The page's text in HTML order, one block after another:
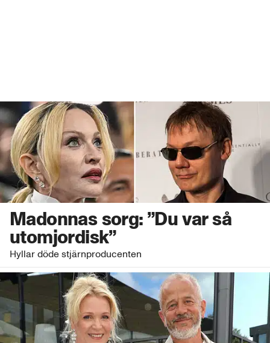
Madonnas sorg: ”Du var så
utomjordisk”
Hyllar döde stjärnproducenten